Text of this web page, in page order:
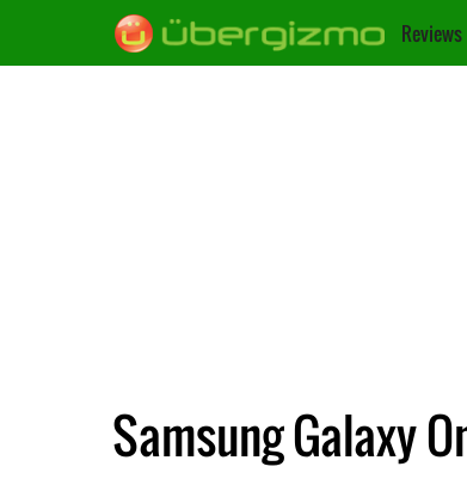
Reviews
Samsung Galaxy